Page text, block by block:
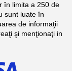
în limita a 250 de
sunt luate în
de informaţii
şi menţionaţi in